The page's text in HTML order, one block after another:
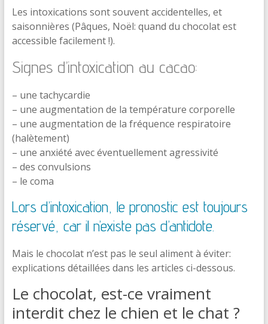
Les intoxications sont souvent accidentelles, et
saisonnières (Pâques, Noël: quand du chocolat est
accessible facilement !).
Signes d’intoxication au cacao:
– une tachycardie
– une augmentation de la température corporelle
– une augmentation de la fréquence respiratoire
(halètement)
– une anxiété avec éventuellement agressivité
– des convulsions
– le coma
Lors d’intoxication, le pronostic est toujours
réservé, car il n’existe pas d’antidote.
Mais le chocolat n’est pas le seul aliment à éviter:
explications détaillées dans les articles ci-dessous.
Le chocolat, est-ce vraiment
interdit chez le chien et le chat ?